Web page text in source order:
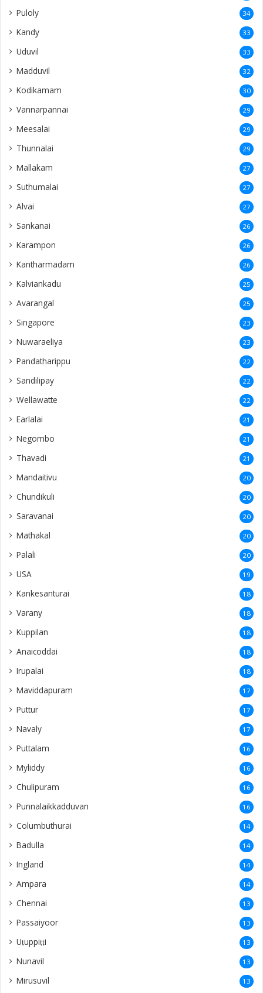
Puloly 34
Kandy 33
Uduvil 33
Madduvil 32
Kodikamam 30
Vannarpannai 29
Meesalai 29
Thunnalai 29
Mallakam 27
Suthumalai 27
Alvai 27
Sankanai 26
Karampon 26
Kantharmadam 26
Kalviankadu 25
Avarangal 25
Singapore 23
Nuwaraeliya 23
Pandatharippu 22
Sandilipay 22
Wellawatte 22
Earlalai 21
Negombo 21
Thavadi 21
Mandaitivu 20
Chundikuli 20
Saravanai 20
Mathakal 20
Palali 20
USA 19
Kankesanturai 18
Varany 18
Kuppilan 18
Anaicoddai 18
Irupalai 18
Maviddapuram 17
Puttur 17
Navaly 17
Puttalam 16
Myliddy 16
Chulipuram 16
Punnalaikkadduvan 16
Columbuthurai 14
Badulla 14
Ingland 14
Ampara 14
Chennai 13
Passaiyoor 13
Uṭuppiṭṭi 13
Nunavil 13
Mirusuvil 13